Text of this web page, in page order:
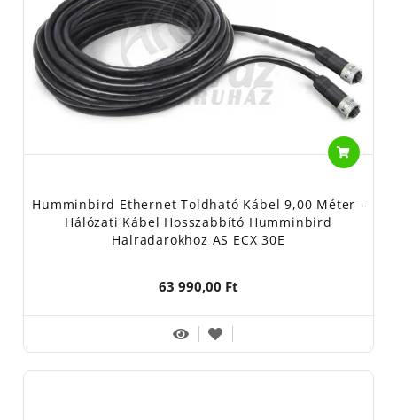
Humminbird Ethernet Toldható Kábel 9,00 Méter -
Hálózati Kábel Hosszabbító Humminbird
Halradarokhoz AS ECX 30E
63 990,00 Ft